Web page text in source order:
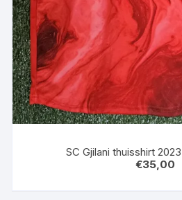
SC Gjilani thuisshirt
€35,00